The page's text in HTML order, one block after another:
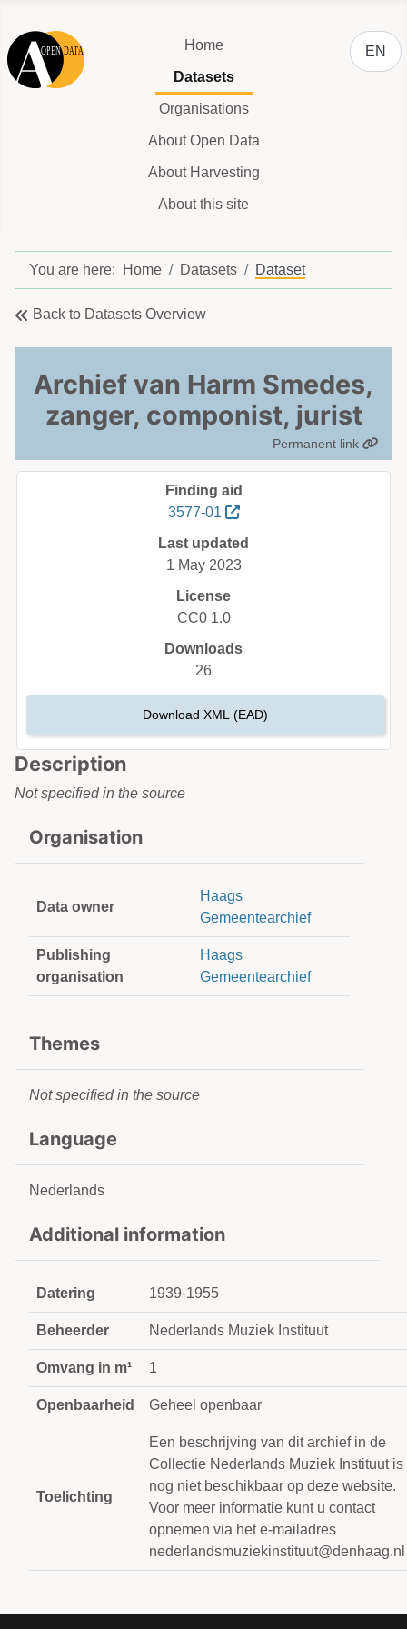
Home
Datasets
Organisations
About Open Data
About Harvesting
About this site
Select
EN
You are here: Home Datasets Dataset
Back to Datasets Overview
Archief van Harm Smedes,
zanger, componist, jurist
Permanent link
Description
Not specified in the source
Organisation
Data owner
Haags
Gemeentearchief
Publishing
organisation
Haags
Gemeentearchief
Themes
Not specified in the source
Language
Nederlands
Additional information
Datering 1939-1955
Beheerder Nederlands Muziek Instituut
Omvang in m¹ 1
Openbaarheid Geheel openbaar
Toelichting
Een beschrijving van dit archief in de
Collectie Nederlands Muziek Instituut is
nog niet beschikbaar op deze website.
Voor meer informatie kunt u contact
opnemen via het e-mailadres
nederlandsmuziekinstituut@denhaag.nl
Finding aid
3577-01
Last updated
1 May 2023
License
CC0 1.0
Downloads
26
Download XML (EAD)